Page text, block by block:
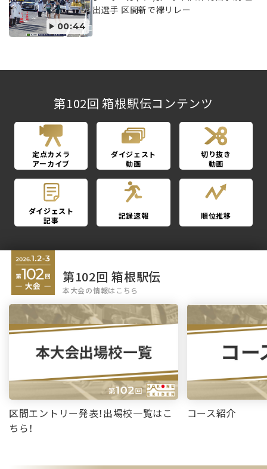
00:44
出選手 区間新で襷リレー
第102回 箱根駅伝コンテンツ
定点カメラ
アーカイブ
ダイジェスト
動画
切り抜き
動画
ダイジェスト
記事
記録速報 順位推移
第102回 箱根駅伝
本大会の情報はこちら
区間エントリー発表！出場校一覧はこ
ちら！
コース紹介